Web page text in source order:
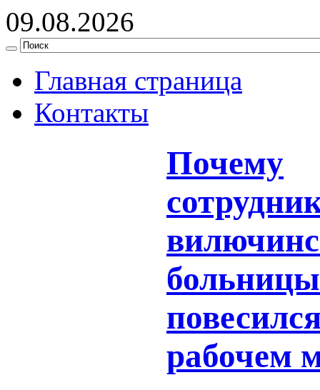
09.08.2026
Главная страница
Контакты
Почему
больницы
рабочем